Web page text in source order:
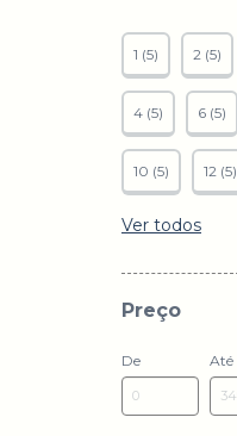
1 (5) 2 (5)
4 (5) 6 (5)
10 (5) 12 (5)
Ver todos
Preço
De Até